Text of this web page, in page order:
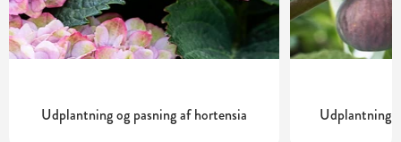
Udplantning og pasning af hortensia Udplantning